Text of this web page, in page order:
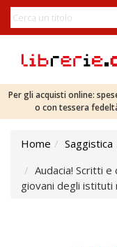
Per gli acquisti online:
o con tessera
Home Saggistica
Audacia! Scritti
giovani degli istituti